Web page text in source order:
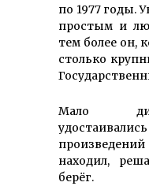
по 1977 годы.
простым и
тем более он,
столько
Мало
находил,
берёг.